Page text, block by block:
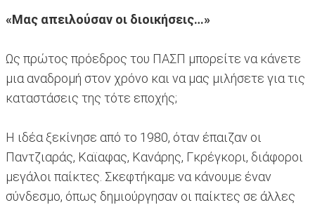
«Μας απειλούσαν οι διοικήσεις…»
Ως πρώτος πρόεδρος του ΠΑΣΠ μπορείτε να κάνετε
μια αναδρομή στον χρόνο και να μας μιλήσετε για τις
καταστάσεις της τότε εποχής;
Η ιδέα ξεκίνησε από το 1980, όταν έπαιζαν οι
Παντζιαράς, Καϊαφας, Κανάρης, Γκρέγκορι, διάφοροι
μεγάλοι παίκτες. Σκεφτήκαμε να κάνουμε έναν
σύνδεσμο, όπως δημιούργησαν οι παίκτες σε άλλες